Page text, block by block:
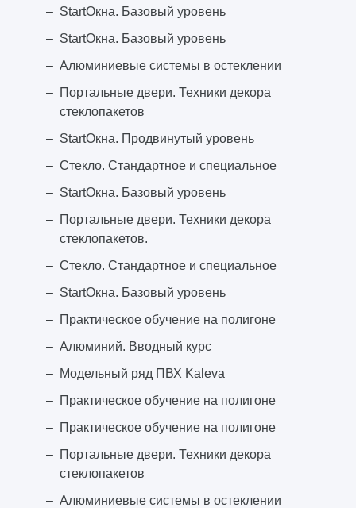
StartОкна. Базовый уровень
StartОкна. Базовый уровень
Алюминиевые системы в остеклении
Портальные двери. Техники декора
стеклопакетов
StartОкна. Продвинутый уровень
Стекло. Стандартное и специальное
StartОкна. Базовый уровень
Портальные двери. Техники декора
стеклопакетов.
Стекло. Стандартное и специальное
StartОкна. Базовый уровень
Практическое обучение на полигоне
Алюминий. Вводный курс
Модельный ряд ПВХ Kaleva
Практическое обучение на полигоне
Практическое обучение на полигоне
Портальные двери. Техники декора
стеклопакетов
Алюминиевые системы в остеклении